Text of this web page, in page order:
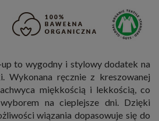
to wygodny i stylowy dodatek na
Wykonana ręcznie z kreszowanej
miękkością i lekkością, co
na cieplejsze dni. Dzięki
wiązania dopasowuje się do